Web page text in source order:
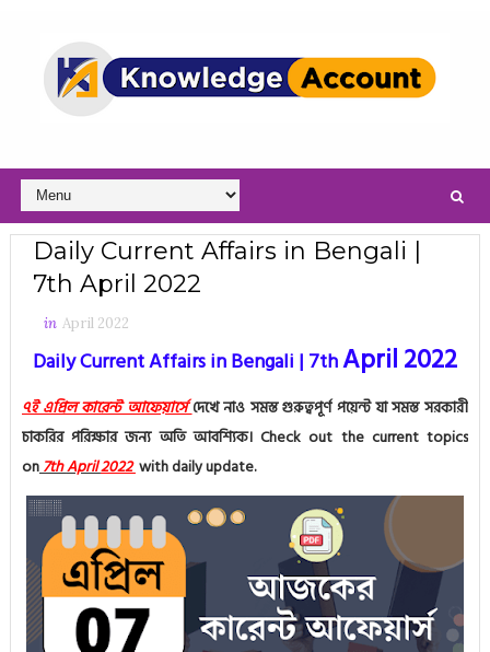
Daily Current Affairs in Bengali |
7th April 2022
in April 2022
Daily Current Affairs in Bengali | 7thApril 2022
৭ই এপ্রিল কারেন্ট আফেয়ার্সেদেখে নাও সমস্ত গুরুত্বপূর্ণ পয়েন্ট যা সমস্ত সরকারী
চাকরির পরিক্ষার জন্য অতি আবশ্যিক।Check out the current topics
on7thApril2022with daily update.